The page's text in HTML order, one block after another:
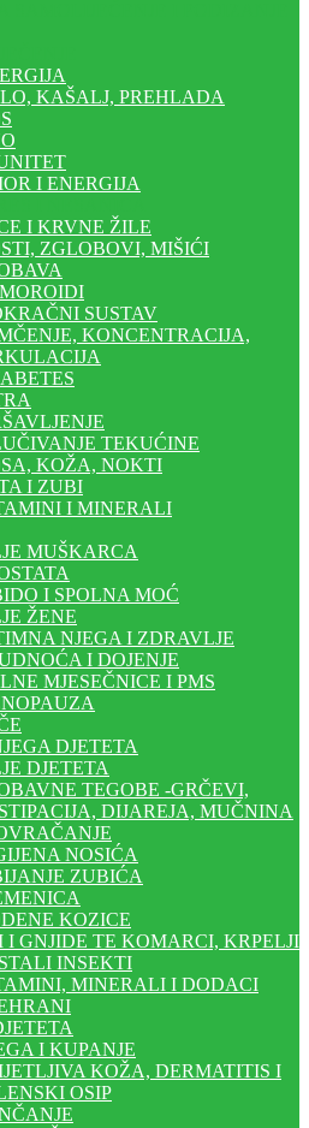
KAŠALJ, PREHLADA
I ENERGIJA
I KRVNE ŽILE
ZGLOBOVI, MIŠIĆI
SUSTAV
KONCENTRACIJA,
TEKUĆINE
KOŽA, NOKTI
I ZUBI
I MINERALI
MUŠKARCA
I SPOLNA MOĆ
ŽENE
NJEGA I ZDRAVLJE
I DOJENJE
MJESEČNICE I PMS
DJETETA
DJETETA
TEGOBE -GRČEVI,
DIJAREJA, MUČNINA
NOSIĆA
ZUBIĆA
KOZICE
I GNJIDE TE KOMARCI, KRPELJI
INSEKTI
MINERALI I DODACI
I KUPANJE
KOŽA, DERMATITIS I
OSIP